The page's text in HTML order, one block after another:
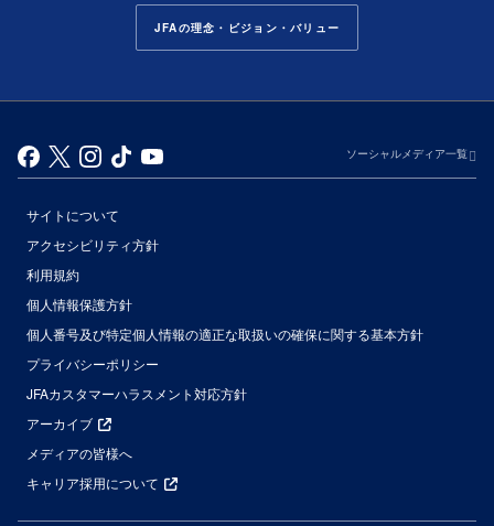
JFAの理念・ビジョン・バリュー
ソーシャルメディア一覧
サイトについて
アクセシビリティ方針
利用規約
個人情報保護方針
個人番号及び特定個人情報の適正な取扱いの確保に関する基本方針
プライバシーポリシー
JFAカスタマーハラスメント対応方針
アーカイブ
メディアの皆様へ
キャリア採用について